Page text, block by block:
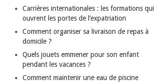
Carrières internationales : les formations qui
ouvrent les portes de l’expatriation
Comment organiser sa livraison de repas à
domicile ?
Quels jouets emmener pour son enfant
pendant les vacances ?
Comment maintenir une eau de piscine